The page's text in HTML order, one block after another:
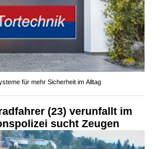
für mehr Sicherheit im Alltag
(23) verunfallt im
sucht Zeugen